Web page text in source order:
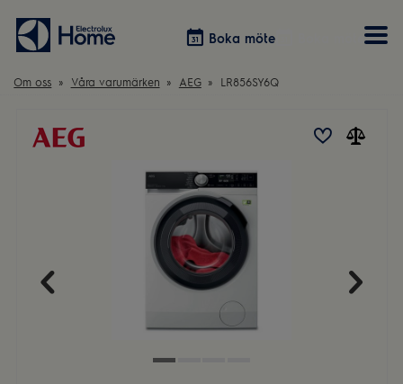
Boka möte
Våra kök
Inspiration
Förvaring
Välja garderobslösning
Vitvaror
Tvätt & Tork
Hem & Hushåll
Om oss Våra varumärken AEG LR856SY6Q